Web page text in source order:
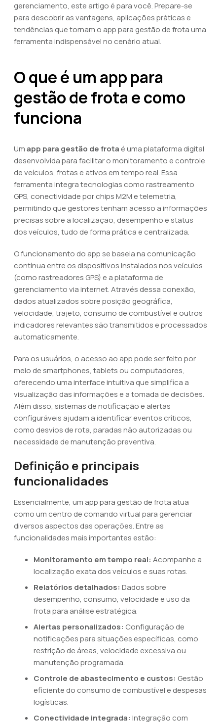
gerenciamento, este artigo é para você. Prepare-se
para descobrir as vantagens, aplicações práticas e
tendências que tornam o app para gestão de frota uma
ferramenta indispensável no cenário atual.
O que é um app para
gestão de frota e como
funciona
Umapp para gestão de frota é uma plataforma digital
desenvolvida para facilitar o monitoramento e controle
de veículos, frotas e ativos em tempo real. Essa
ferramenta integra tecnologias como rastreamento
GPS, conectividade por chips M2M e telemetria,
permitindo que gestores tenham acesso a informações
precisas sobre a localização, desempenho e status
dos veículos, tudo de forma prática e centralizada.
O funcionamento do app se baseia na comunicação
contínua entre os dispositivos instalados nos veículos
(como rastreadores GPS) e a plataforma de
gerenciamento via internet. Através dessa conexão,
dados atualizados sobre posição geográfica,
velocidade, trajeto, consumo de combustível e outros
indicadores relevantes são transmitidos e processados
automaticamente.
Para os usuários, o acesso ao app pode ser feito por
meio de smartphones, tablets ou computadores,
oferecendo uma interface intuitiva que simplifica a
visualização das informações e a tomada de decisões.
Além disso, sistemas de notificação e alertas
configuráveis ajudam a identificar eventos críticos,
como desvios de rota, paradas não autorizadas ou
necessidade de manutenção preventiva.
Definição e principais
funcionalidades
Essencialmente, um app para gestão de frota atua
como um centro de comando virtual para gerenciar
diversos aspectos das operações. Entre as
funcionalidades mais importantes estão:
Monitoramento em tempo real: Acompanhe a
localização exata dos veículos e suas rotas.
Relatórios detalhados: Dados sobre
desempenho, consumo, velocidade e uso da
frota para análise estratégica.
Alertas personalizados: Configuração de
notificações para situações específicas, como
restrição de áreas, velocidade excessiva ou
manutenção programada.
Controle de abastecimento e custos: Gestão
eficiente do consumo de combustível e despesas
logísticas.
Conectividade integrada: Integração com